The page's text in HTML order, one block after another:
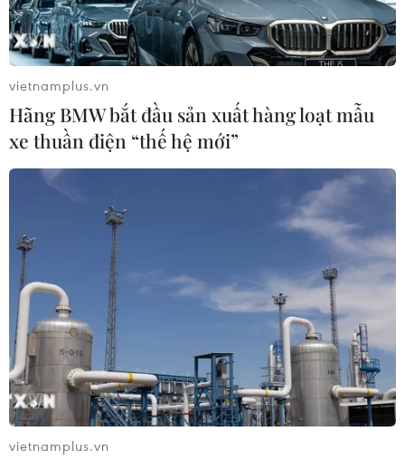
vietnamplus.vn
Hãng BMW bắt đầu sản xuất hàng loạt mẫu
xe thuần điện “thế hệ mới”
vietnamplus.vn